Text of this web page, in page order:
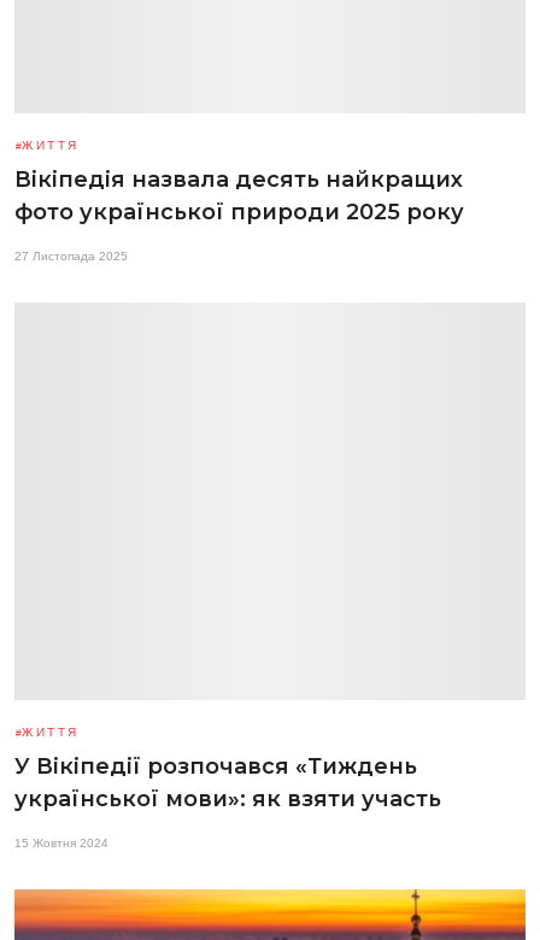
ЖИТТЯ
Вікіпедія назвала десять найкращих
фото української природи 2025 року
27 Листопада 2025
ЖИТТЯ
У Вікіпедії розпочався «Тиждень
української мови»: як взяти участь
15 Жовтня 2024